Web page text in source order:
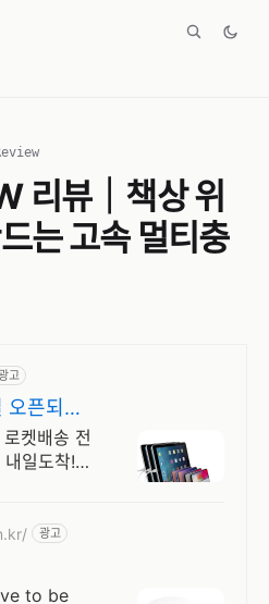
리뷰｜책상 위
는 고속 멀티충
고
오픈되는
켓배송 전
일도착!
광고
to be